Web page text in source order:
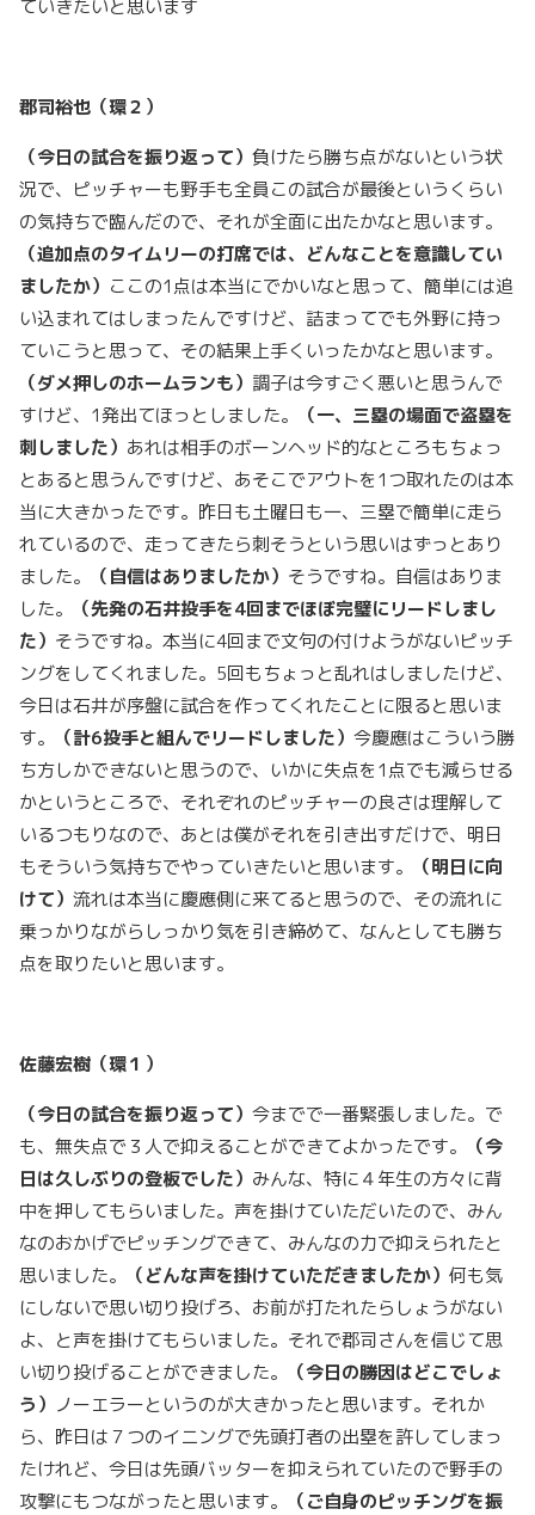
ていきたいと思います
郡司裕也（環２）
（今日の試合を振り返って） 負けたら勝ち点がないという状
況で、ピッチャーも野手も全員この試合が最後というくらい
の気持ちで臨んだので、それが全面に出たかなと思います。
（追加点のタイムリーの打席では、どんなことを意識してい
ましたか） ここの1点は本当にでかいなと思って、簡単には追
い込まれてはしまったんですけど、詰まってでも外野に持っ
ていこうと思って、その結果上手くいったかなと思います。
（ダメ押しのホームランも） 調子は今すごく悪いと思うんで
すけど、1発出てほっとしました。
（一、三塁の場面で盗塁を
刺しました） あれは相手のボーンヘッド的なところもちょっ
とあると思うんですけど、あそこでアウトを1つ取れたのは本
当に大きかったです。昨日も土曜日も一、三塁で簡単に走ら
れているので、走ってきたら刺そうという思いはずっとあり
ました。
（自信はありましたか） そうですね。自信はありま
した。
（先発の石井投手を4回までほぼ完璧にリードしまし
た） そうですね。本当に4回まで文句の付けようがないピッチ
ングをしてくれました。5回もちょっと乱れはしましたけど、
今日は石井が序盤に試合を作ってくれたことに限ると思いま
す。
（計6投手と組んでリードしました） 今慶應はこういう勝
ち方しかできないと思うので、いかに失点を1点でも減らせる
かというところで、それぞれのピッチャーの良さは理解して
いるつもりなので、あとは僕がそれを引き出すだけで、明日
もそういう気持ちでやっていきたいと思います。
（明日に向
けて） 流れは本当に慶應側に来てると思うので、その流れに
乗っかりながらしっかり気を引き締めて、なんとしても勝ち
点を取りたいと思います。
佐藤宏樹（環１）
（今日の試合を振り返って） 今までで一番緊張しました。で
も、無失点で３人で抑えることができてよかったです。
（今
日は久しぶりの登板でした） みんな、特に４年生の方々に背
中を押してもらいました。声を掛けていただいたので、みん
なのおかげでピッチングできて、みんなの力で抑えられたと
思いました。
（どんな声を掛けていただきましたか） 何も気
にしないで思い切り投げろ、お前が打たれたらしょうがない
よ、と声を掛けてもらいました。それで郡司さんを信じて思
い切り投げることができました。
（今日の勝因はどこでしょ
う） ノーエラーというのが大きかったと思います。それか
ら、昨日は７つのイニングで先頭打者の出塁を許してしまっ
たけれど、今日は先頭バッターを抑えられていたので野手の
攻撃にもつながったと思います。
（ご自身のピッチングを振